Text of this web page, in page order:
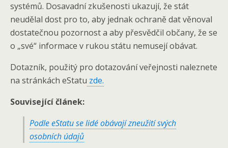
systémů. Dosavadní zkušenosti ukazují, že stát
neudělal dost pro to, aby jednak ochraně dat věnoval
dostatečnou pozornost a aby přesvědčil občany, že se
o „své“ informace v rukou státu nemusejí obávat.
Dotazník, použitý pro dotazování veřejnosti naleznete
na stránkách eStatu zde.
Související článek:
Podle eStatu se lidé obávají zneužití svých
osobních údajů